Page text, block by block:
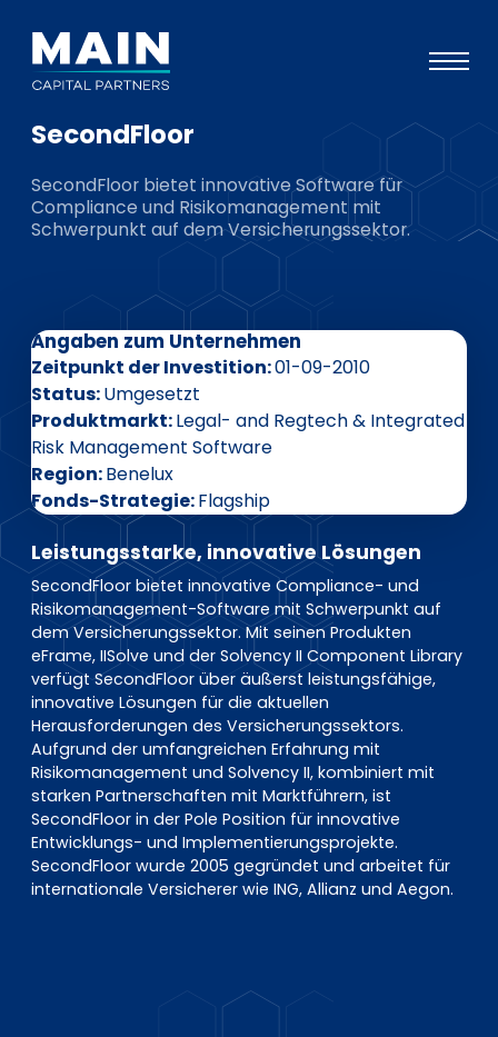
Ansatz
Wissen
ESG
Über uns
Team
EN DE
Investor Portal
Pulse login
SecondFloor
SecondFloor bietet innovative Software für
Compliance und Risikomanagement mit
Schwerpunkt auf dem Versicherungssektor.
Angaben zum Unternehmen
Zeitpunkt der Investition 01-09-2010
Status Umgesetzt
Produktmarkt Legal- and Regtech & Integrated
Risk Management Software
Region Benelux
Fonds-Strategie Flagship
Leistungsstarke, innovative Lösungen
SecondFloor bietet innovative Compliance- und
Risikomanagement-Software mit Schwerpunkt auf
dem Versicherungssektor. Mit seinen Produkten
eFrame, IISolve und der Solvency II Component Library
verfügt SecondFloor über äußerst leistungsfähige,
innovative Lösungen für die aktuellen
Herausforderungen des Versicherungssektors.
Aufgrund der umfangreichen Erfahrung mit
Risikomanagement und Solvency II, kombiniert mit
starken Partnerschaften mit Marktführern, ist
SecondFloor in der Pole Position für innovative
Entwicklungs- und Implementierungsprojekte.
SecondFloor wurde 2005 gegründet und arbeitet für
internationale Versicherer wie ING, Allianz und Aegon.